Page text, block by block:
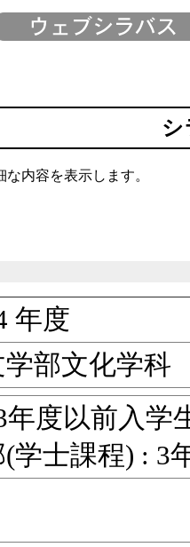
シ
内容を表示します。
年度
学部文化学科
年度以前入学
学士課程) : 3